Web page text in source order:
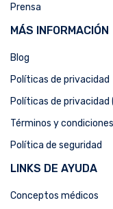
Prensa
MÁS INFORMACIÓN
Blog
Políticas de privacidad
Políticas de
Términos y condiciones
Política de seguridad
LINKS DE AYUDA
Conceptos médicos